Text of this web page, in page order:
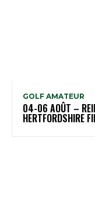
GOLF AMATEUR
04-06 AOÛT –
HERTFORDSHIRE